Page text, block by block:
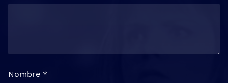
Nombre *